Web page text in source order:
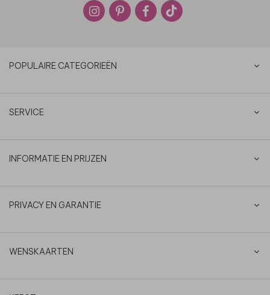
POPULAIRE CATEGORIEËN
SERVICE
INFORMATIE EN PRIJZEN
PRIVACY EN GARANTIE
WENSKAARTEN